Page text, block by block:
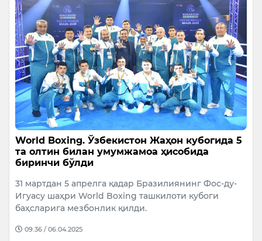
World Boxing. Ўзбекистон Жаҳон кубогида 5
та олтин билан умумжамоа ҳисобида
биринчи бўлди
31 мартдан 5 апрелга қадар Бразилиянинг Фос-ду-
Игуасу шаҳри World Boxing ташкилоти кубоги
баҳсларига мезбонлик қилди.
09:36 / 06.04.2025